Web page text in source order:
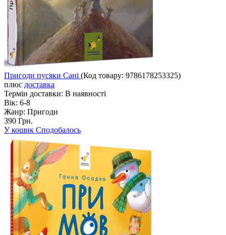
Пригоди пусяки Сані (Код товару: 9786178253325)
плюс доставка
Термін доставки: В наявності
Вік: 6-8
Жанр: Пригоди
390 Грн.
У кошик Сподобалось